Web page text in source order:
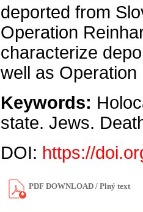
deported from
Operation
characterize
well as
Keywords:
state. Jews.
DOI: https://
PDF DOWNLOAD / Plný text